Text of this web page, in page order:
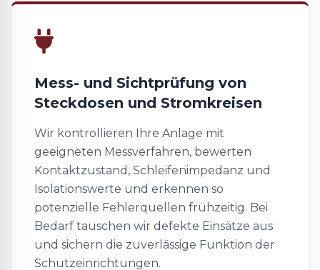
Mess- und Sichtprüfung von
Steckdosen und Stromkreisen
Wir kontrollieren Ihre Anlage mit
geeigneten Messverfahren, bewerten
Kontaktzustand, Schleifenimpedanz und
Isolationswerte und erkennen so
potenzielle Fehlerquellen frühzeitig. Bei
Bedarf tauschen wir defekte Einsätze aus
und sichern die zuverlässige Funktion der
Schutzeinrichtungen.